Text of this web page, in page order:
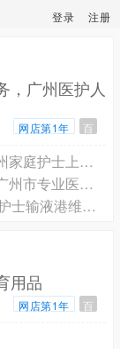
登录 注册
，广州医护人
网店第1年 百
广州家庭护士上门护理服务电话预约，广州家庭护士上门打针输液电话预约，广州家庭护士上门换药拆线电话预约，广州家庭护士上门PICC维护电话预约
广州市专业医护人员上门服务电话预约，广州市专业医护人员上门电话预约
Chat gpt广州专业护士上门PICC维护广州护士输液港维护电话预约，广州市专业护士上门插尿管膀胱冲洗电话预约广州护士上门服务电话预约
用品
网店第1年 百